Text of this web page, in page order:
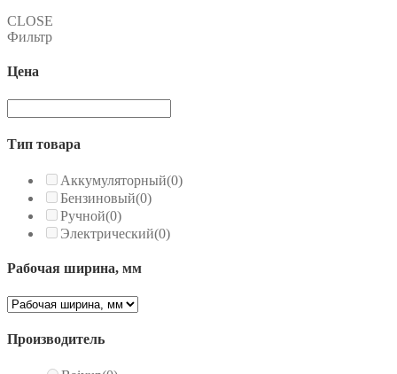
CLOSE
Фильтр
Цена
Тип товара
Аккумуляторный(0)
Бензиновый(0)
Ручной(0)
Электрический(0)
Рабочая ширина, мм
Производитель